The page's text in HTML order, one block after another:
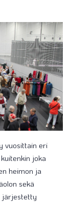
vuosittain eri
joka
heimon ja
sekä
järjestetty